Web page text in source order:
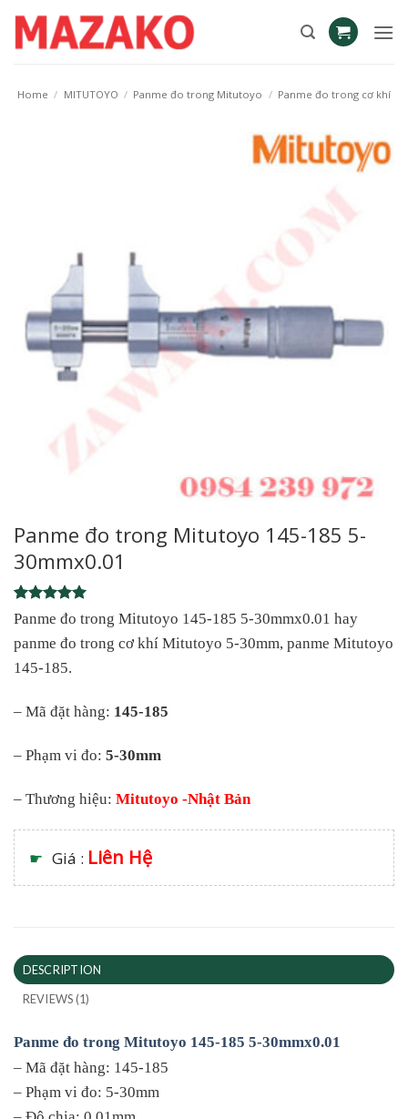
content
Home / MITUTOYO / Panme đo trong Mitutoyo / Panme đo trong cơ khí
Panme đo trong Mitutoyo 145-185 5-
30mmx0.01
Rated
out of 5
based on
1
rating
Panme đo trong Mitutoyo 145-185 5-30mmx0.01 hay
panme đo trong cơ khí Mitutoyo 5-30mm, panme Mitutoyo
145-185.
– Mã đặt hàng: 145-185
– Phạm vi đo: 5-30mm
– Thương hiệu: Mitutoyo -Nhật Bản
☛ Giá : Liên Hệ
DESCRIPTION
REVIEWS (1)
Panme đo trong Mitutoyo 145-185 5-30mmx0.01
– Mã đặt hàng: 145-185
– Phạm vi đo: 5-30mm